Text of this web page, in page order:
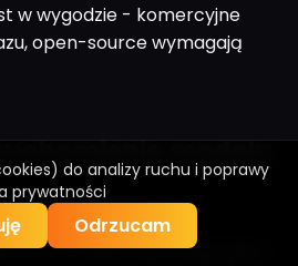
w wygodzie - komercyjne
open-source wymagają
modelu
7B zmieści się w laptopie z
do analizy ruchu i poprawy
prywatności
Odrzucam